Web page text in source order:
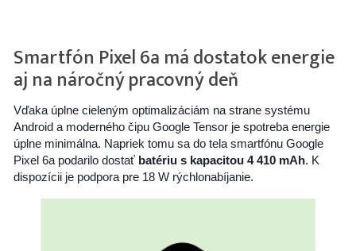
Smartfón Pixel 6a má dostatok energie
aj na náročný pracovný deň
Vďaka úplne cieleným optimalizáciám na strane systému
Android a moderného čipu Google Tensor je spotreba energie
úplne minimálna. Napriek tomu sa do tela smartfónu Google
Pixel 6a podarilo dostať batériu s kapacitou 4 410 mAh. K
dispozícii je podpora pre 18 W rýchlonabíjanie.